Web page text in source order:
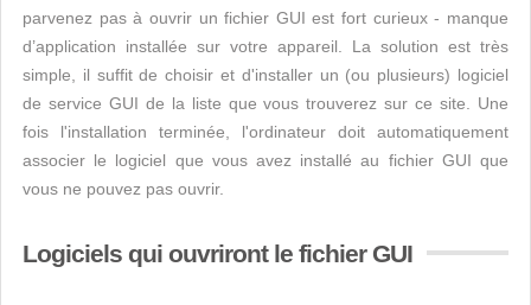
parvenez pas à ouvrir un fichier GUI est fort curieux - manque
d’application installée sur votre appareil. La solution est très
simple, il suffit de choisir et d'installer un (ou plusieurs) logiciel
de service GUI de la liste que vous trouverez sur ce site. Une
fois l'installation terminée, l'ordinateur doit automatiquement
associer le logiciel que vous avez installé au fichier GUI que
vous ne pouvez pas ouvrir.
Logiciels qui ouvriront le fichier GUI